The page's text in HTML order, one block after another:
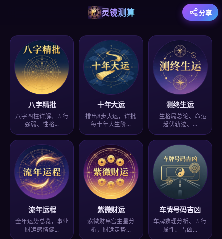
灵镜测算 分享
八字精批
八字四柱详解、五行
强弱、性格…
十年大运
排出8步大运，详批
每十年人生阶…
测终生运
一生格局总论、命运
起伏轨迹、…
流年运程
全年运势总览，事业
财运感情健…
紫微财运
紫微财帛宫主星分
析，财运走势…
车牌号码吉凶
车牌数理分析、五行
属性、吉凶…